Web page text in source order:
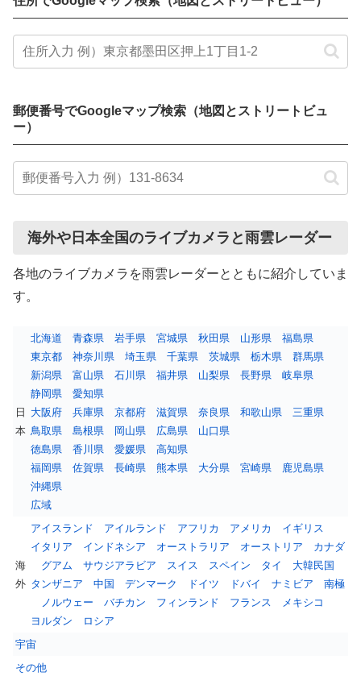
郵便番号でGoogleマップ検索（地図とストリートビュ
ー）
海外や日本全国のライブカメラと雨雲レーダー
各地のライブカメラを雨雲レーダーとともに紹介していま
す。
日
本
北海道 青森県 岩手県 宮城県 秋田県 山形県
福島県
東京都
神奈川県 埼玉県 千葉県 茨城県 栃木県
群馬県
新潟県
富山県 石川県 福井県 山梨県 長野県
岐阜県
静岡県
愛知県
大阪府
兵庫県 京都府 滋賀県 奈良県 和歌山県
三重県
鳥取県
島根県 岡山県 広島県
山口県
徳島県
香川県 愛媛県
高知県
福岡県
佐賀県 長崎県 熊本県 大分県 宮崎県
鹿児島県
沖縄県
広域
海
外
アイスランド アイルランド アフリカ アメリカ
イギリス
イタリア
インドネシア オーストラリア オーストリア
カナダ
グアム
サウジアラビア スイス スペイン タイ
大韓民国
タンザニア
中国 デンマーク ドイツ ドバイ ナミビア
南極
ノルウェー
バチカン フィンランド フランス
メキシコ
ヨルダン
ロシア
宇宙
その他